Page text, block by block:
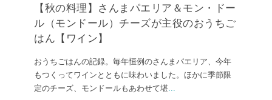
【秋の料理】さんまパエリア＆モン・ドー
ル（モンドール）チーズが主役のおうちご
はん【ワイン】
おうちごはんの記録。毎年恒例のさんまパエリア、今年
もつくってワインとともに味わいました。ほかに季節限
定のチーズ、モンドールもあわせて堪...